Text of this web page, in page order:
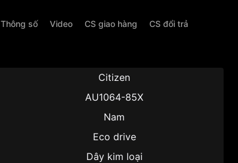
Thông số Video CS giao hàng CS đổi trả
Citizen
AU1064-85X
Nam
Eco drive
Dây kim loại